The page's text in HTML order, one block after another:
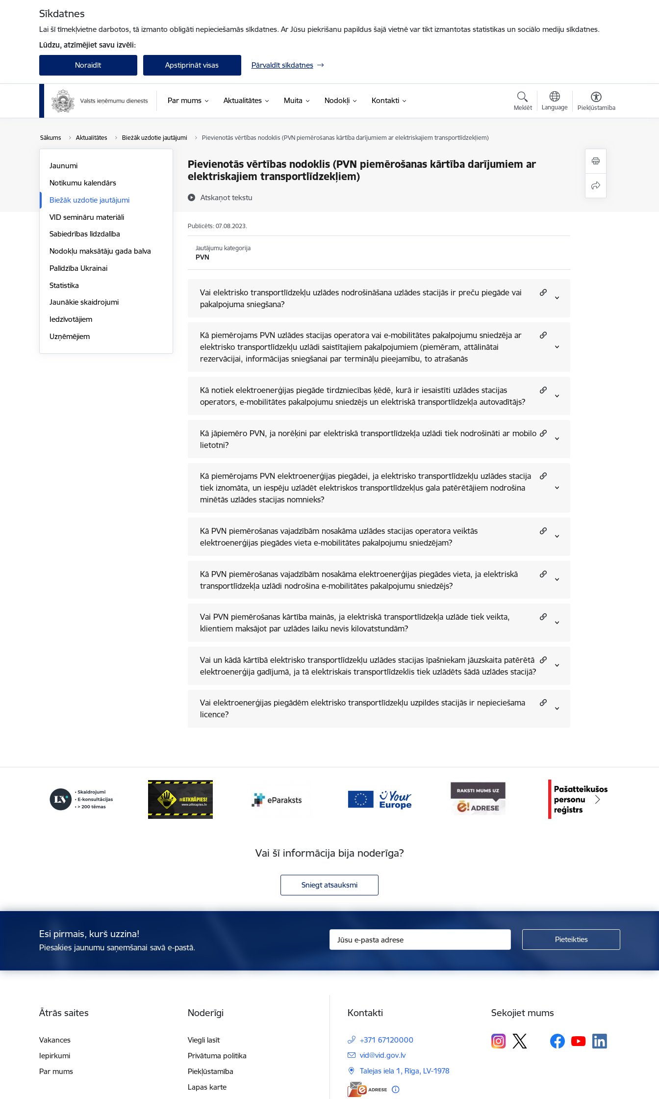
Sīkdatnes
Lai šī tīmekļvietne darbotos, tā izmanto obligāti nepieciešamās sīkdatnes. Ar Jūsu piekrišanu papildus šajā vietnē var tikt izmantotas statistikas un sociālo mediju sīkdatnes.
Lūdzu, atzīmējiet savu izvēli:
Noraidīt Apstiprināt visas Pārvaldīt sīkdatnes
Par mums Aktualitātes Muita Nodokļi Kontakti
Meklēt Language Piekļūstamība
Sākums Aktualitātes Biežāk uzdotie jautājumi Pievienotās vērtības nodoklis (PVN piemērošanas kārtība darījumiem ar elektriskajiem transportlīdzekļiem)
Pievienotās vērtības nodoklis (PVN piemērošanas kārtība darījumiem ar
elektriskajiem transportlīdzekļiem)
Atskaņot tekstu
Jaunumi
Notikumu kalendārs
Biežāk uzdotie jautājumi
VID semināru materiāli
Sabiedrības līdzdalība
Nodokļu maksātāju gada balva
Palīdzība Ukrainai
Statistika
Jaunākie skaidrojumi
Iedzīvotājiem
Uzņēmējiem
Publicēts: 07.08.2023.
Jautājumu kategorija
PVN
Vai elektrisko transportlīdzekļu uzlādes nodrošināšana uzlādes stacijās ir preču piegāde vai
pakalpojuma sniegšana?
Kā piemērojams PVN uzlādes stacijas operatora vai e-mobilitātes pakalpojumu sniedzēja ar
elektrisko transportlīdzekļu uzlādi saistītajiem pakalpojumiem (piemēram, attālinātai
rezervācijai, informācijas sniegšanai par termināļu pieejamību, to atrašanās
Kā notiek elektroenerģijas piegāde tirdzniecības ķēdē, kurā ir iesaistīti uzlādes stacijas
operators, e-mobilitātes pakalpojumu sniedzējs un elektriskā transportlīdzekļa autovadītājs?
Kā jāpiemēro PVN, ja norēķini par elektriskā transportlīdzekļa uzlādi tiek nodrošināti ar mobilo
lietotni?
Kā piemērojams PVN elektroenerģijas piegādei, ja elektrisko transportlīdzekļu uzlādes stacija
tiek iznomāta, un iespēju uzlādēt elektriskos transportlīdzekļus gala patērētājiem nodrošina
minētās uzlādes stacijas nomnieks?
Kā PVN piemērošanas vajadzībām nosakāma uzlādes stacijas operatora veiktās
elektroenerģijas piegādes vieta e-mobilitātes pakalpojumu sniedzējam?
Kā PVN piemērošanas vajadzībām nosakāma elektroenerģijas piegādes vieta, ja elektriskā
transportlīdzekļa uzlādi nodrošina e-mobilitātes pakalpojumu sniedzējs?
Vai PVN piemērošanas kārtība mainās, ja elektriskā transportlīdzekļa uzlāde tiek veikta,
klientiem maksājot par uzlādes laiku nevis kilovatstundām?
Vai un kādā kārtībā elektrisko transportlīdzekļu uzlādes stacijas īpašniekam jāuzskaita patērētā
elektroenerģija gadījumā, ja tā elektriskais transportlīdzeklis tiek uzlādēts šādā uzlādes stacijā?
Vai elektroenerģijas piegādēm elektrisko transportlīdzekļu uzpildes stacijās ir nepieciešama
licence?
Vai šī informācija bija noderīga?
Sniegt atsauksmi
Esi pirmais, kurš uzzina!
Piesakies jaunumu saņemšanai savā e-pastā.
Ātrās saites
Vakances
Iepirkumi
Par mums
Noderīgi
Viegli lasīt
Privātuma politika
Piekļūstamība
Lapas karte
Kontakti
+371 67120000
E-pasts:
vid@vid.gov.lv
Talejas iela 1, Rīga, LV-1978
Sekojiet mums